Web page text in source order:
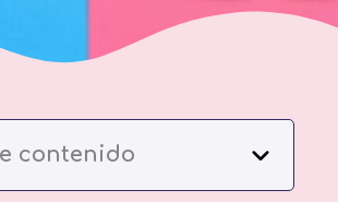
contenido